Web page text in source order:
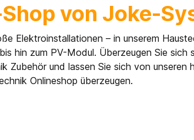
von Joke-
Elektroinstallationen – in unserem
hin zum PV-Modul. Überzeugen Sie sich
Zubehör und lassen Sie sich von unseren
Onlineshop überzeugen.